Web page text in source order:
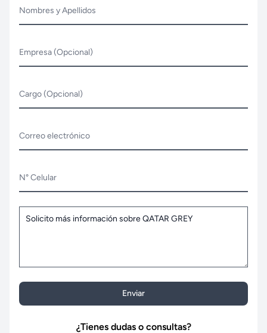
Nombres y Apellidos
Empresa (Opcional)
Cargo (Opcional)
Correo electrónico
N° Celular
Enviar
¿Tienes dudas o consultas?